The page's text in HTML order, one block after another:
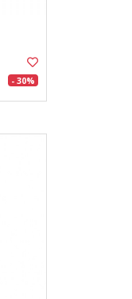
- 30%